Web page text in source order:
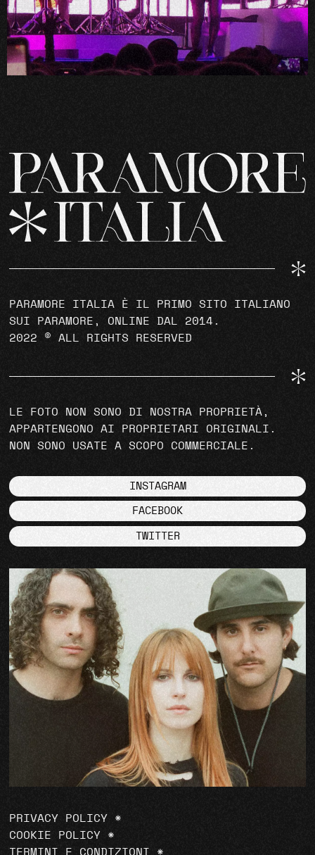
PARAMORE ITALIA È IL PRIMO SITO ITALIANO
SUI PARAMORE, ONLINE DAL 2014.
2022 © ALL RIGHTS RESERVED
LE FOTO NON SONO DI NOSTRA PROPRIETÀ,
APPARTENGONO AI PROPRIETARI ORIGINALI.
NON SONO USATE A SCOPO COMMERCIALE.
INSTAGRAM
FACEBOOK
TWITTER
PRIVACY POLICY *
COOKIE POLICY *
TERMINI E CONDIZIONI *